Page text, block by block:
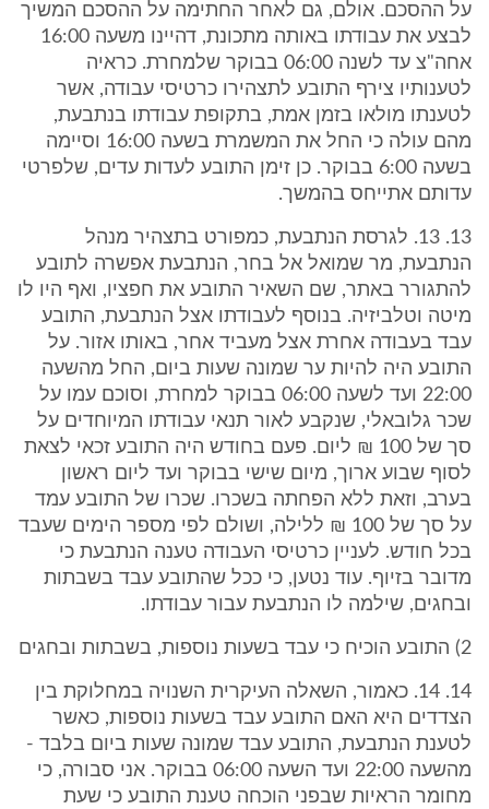
על ההסכם. אולם, גם לאחר החתימה על ההסכם המשיך
לבצע את עבודתו באותה מתכונת, דהיינו משעה 16:00
אחה"צ עד לשנה 06:00 בבוקר שלמחרת. כראיה
לטענותיו צירף התובע לתצהירו כרטיסי עבודה, אשר
לטענתו מולאו בזמן אמת, בתקופת עבודתו בנתבעת,
מהם עולה כי החל את המשמרת בשעה 16:00 וסיימה
בשעה 6:00 בבוקר. כן זימן התובע לעדות עדים, שלפרטי
עדותם אתייחס בהמשך.
13. 13. לגרסת הנתבעת, כמפורט בתצהיר מנהל
הנתבעת, מר שמואל אל בחר, הנתבעת אפשרה לתובע
להתגורר באתר, שם השאיר התובע את חפציו, ואף היו לו
מיטה וטלביזיה. בנוסף לעבודתו אצל הנתבעת, התובע
עבד בעבודה אחרת אצל מעביד אחר, באותו אזור. על
התובע היה להיות ער שמונה שעות ביום, החל מהשעה
22:00 ועד לשעה 06:00 בבוקר למחרת, וסוכם עמו על
שכר גלובאלי, שנקבע לאור תנאי עבודתו המיוחדים על
סך של 100 ₪ ליום. פעם בחודש היה התובע זכאי לצאת
לסוף שבוע ארוך, מיום שישי בבוקר ועד ליום ראשון
בערב, וזאת ללא הפחתה בשכרו. שכרו של התובע עמד
על סך של 100 ₪ ללילה, ושולם לפי מספר הימים שעבד
בכל חודש. לעניין כרטיסי העבודה טענה הנתבעת כי
מדובר בזיוף. עוד נטען, כי ככל שהתובע עבד בשבתות
ובחגים, שילמה לו הנתבעת עבור עבודתו.
2) התובע הוכיח כי עבד בשעות נוספות, בשבתות ובחגים
14. 14. כאמור, השאלה העיקרית השנויה במחלוקת בין
הצדדים היא האם התובע עבד בשעות נוספות, כאשר
לטענת הנתבעת, התובע עבד שמונה שעות ביום בלבד -
מהשעה 22:00 ועד השעה 06:00 בבוקר. אני סבורה, כי
מחומר הראיות שבפני הוכחה טענת התובע כי שעת